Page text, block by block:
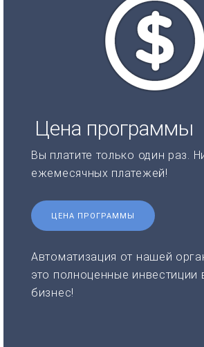
Цена программы
Вы платите только один раз.
ежемесячных платежей!
ЦЕНА ПРОГРАММЫ
Автоматизация от нашей
это полноценные инвестиции
бизнес!